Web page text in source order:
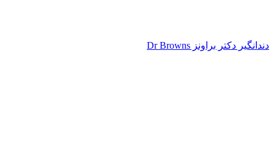
دندانگیر دکتر براونز Dr Browns